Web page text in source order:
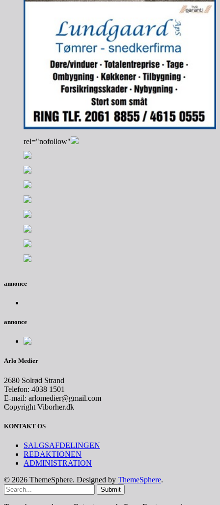
rel="nofollow"
annonce
annonce
Arlo Medier
2680 Solrød Strand
Telefon: 4038 1501
E-mail: arlomedier@gmail.com
Copyright Viborher.dk
KONTAKT OS
SALGSAFDELINGEN
REDAKTIONEN
ADMINISTRATION
© 2026 ThemeSphere. Designed by ThemeSphere.
Submit